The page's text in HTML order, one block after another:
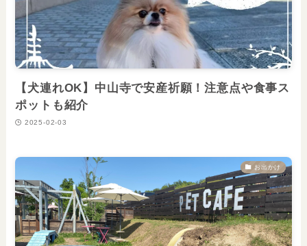
【犬連れOK】中山寺で安産祈願！注意点や食事ス
ポットも紹介
2025-02-03
お出かけ